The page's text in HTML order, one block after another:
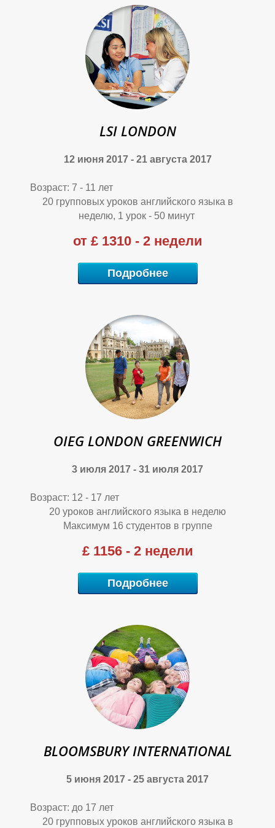
М
М
Ы
М
М
Ы
LSI LONDON
12 июня 2017 - 21 августа 2017
Возраст: 7 - 11 лет
20 групповых уроков английского языка в
неделю, 1 урок - 50 минут
от £ 1310 - 2 недели
Подробнее
OIEG LONDON GREENWICH
3 июля 2017 - 31 июля 2017
Возраст: 12 - 17 лет
20 уроков английского языка в неделю
Максимум 16 студентов в группе
£ 1156 - 2 недели
Подробнее
BLOOMSBURY INTERNATIONAL
5 июня 2017 - 25 августа 2017
Возраст: до 17 лет
20 групповых уроков английского языка в
М
М
Ы